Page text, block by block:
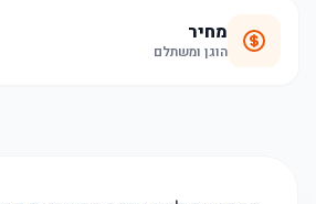
מחיר
הוגן ומשתלם